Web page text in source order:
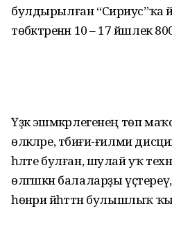
булдырылған
төбәктәренән 10 – 17 йәшлек
Үҙәк эшмәкәрлегенең төп
өлкәләре, тәбиғи-ғилми
һәләте булған, шулай уҡ
өлгәшкән балаларҙы
һөнәри йәһәттән булышлыҡ